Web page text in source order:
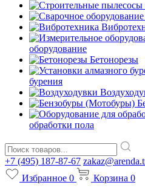
оборудование
Бетонорезы
бурения
обработки пола
+7 (495) 187-87-67
Избранное 0 Корзина 0